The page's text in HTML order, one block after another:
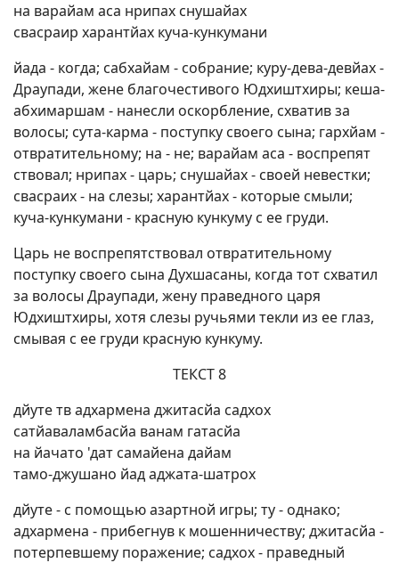
на варайам аса нрипах снушайах
свасраир харантйах куча-кункумани
йада - когда; сабхайам - собрание; куру-дева-девйах -
Драупади, жене благочестивого Юдхиштхиры; кеша-
абхимаршам - нанесли оскорбление, схватив за
волосы; сута-карма - поступку своего сына; гархйам -
отвратительному; на - не; варайам аса - воспрепят
ствовал; нрипах - царь; снушайах - своей невестки;
свасраих - на слезы; харантйах - которые смыли;
куча-кункумани - красную кункуму с ее груди.
Царь не воспрепятствовал отвратительному
поступку своего сына Духшасаны, когда тот схватил
за волосы Драупади, жену праведного царя
Юдхиштхиры, хотя слезы ручьями текли из ее глаз,
смывая с ее груди красную кункуму.
ТЕКСТ 8
дйуте тв адхармена джитасйа садхох
сатйаваламбасйа ванам гатасйа
на йачато 'дат самайена дайам
тамо-джушано йад аджата-шатрох
дйуте - с помощью азартной игры; ту - однако;
адхармена - прибегнув к мошенничеству; джитасйа -
потерпевшему поражение; садхох - праведный